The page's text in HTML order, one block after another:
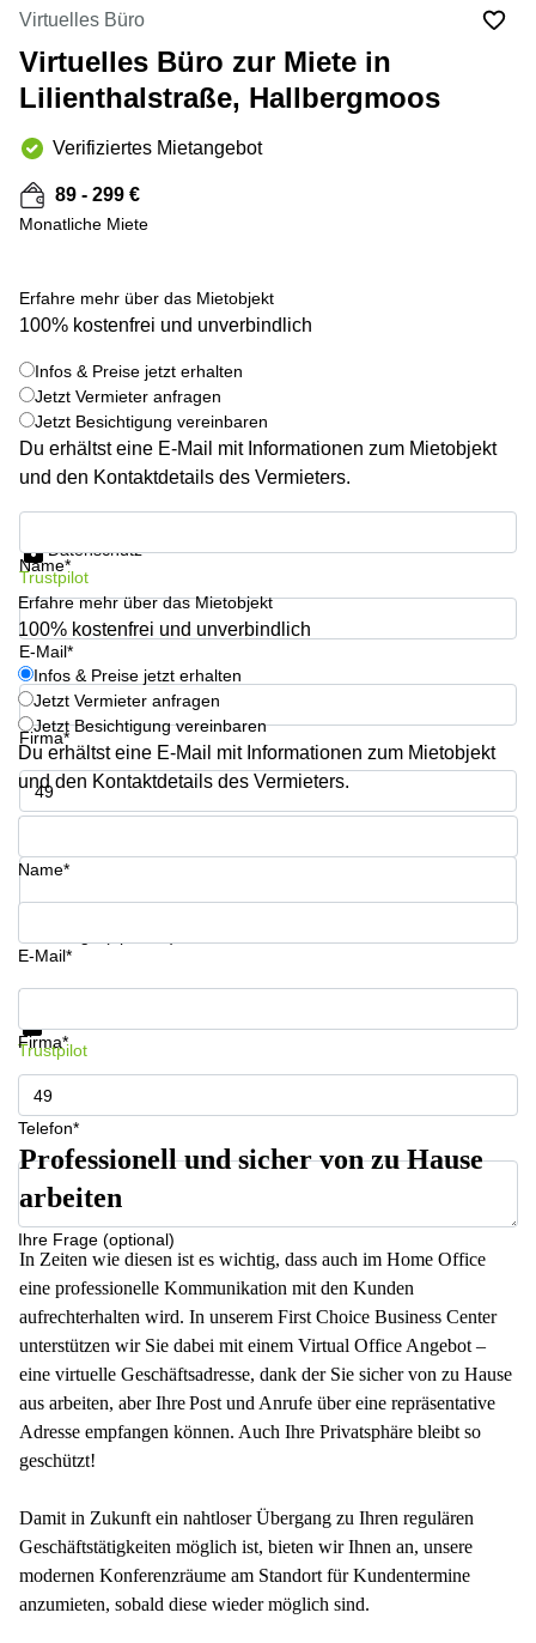
Düsseldorf
Büro
mieten
Köln
Büro
Essen
Büro
Seminarraum
Büro
mieten
Neuss
Büro
mieten
Hamburg
Büro
mieten
Berlin
Mitte
Büro
mieten
Dortmund
Tagungsraum
München
Büro
Mannheim
mieten
Berlin
Coworking
Köln
10
Berlin
Kienberger
Allee 4
Berlin
Schönefeld
8 Hannover
Arcus
Torgauer
Str.
Mainzer
Landstraße
69
2 Berlin
Regus
Frankfurter
Str. 720-
726 Köln
Hohenstaufenring
62 Köln
Erna-
Scheffler-
Str. 1A
Hohenzollernring
Erhard-
Hamburg
+ 5 bilder
Virtuelles Büro
Virtuelles Büro zur Miete in
Lilienthalstraße, Hallbergmoos
Verifiziertes Mietangebot
89 - 299 €
Monatliche Miete
Erfahre mehr über das Mietobjekt
100% kostenfrei und unverbindlich
Infos & Preise jetzt erhalten
Jetzt Vermieter anfragen
Jetzt Besichtigung vereinbaren
Du erhältst eine E-Mail mit Informationen zum Mietobjekt
und den Kontaktdetails des Vermieters.
Name*
E-Mail*
Firma*
Telefon*
Datenschutz
Trustpilot
Erfahre mehr über das Mietobjekt
100% kostenfrei und unverbindlich
Infos & Preise jetzt erhalten
Jetzt Vermieter anfragen
Jetzt Besichtigung vereinbaren
Du erhältst eine E-Mail mit Informationen zum Mietobjekt
und den Kontaktdetails des Vermieters.
Name*
E-Mail*
Firma*
Telefon*
Ihre Frage (optional)
Infos & Preise jetzt erhalten
Trustpilot
Professionell und sicher von zu Hause
arbeiten
In Zeiten wie diesen ist es wichtig, dass auch im Home Office
eine professionelle Kommunikation mit den Kunden
aufrechterhalten wird. In unserem First Choice Business Center
unterstützen wir Sie dabei mit einem Virtual Office Angebot –
eine virtuelle Geschäftsadresse, dank der Sie sicher von zu Hause
aus arbeiten, aber Ihre Post und Anrufe über eine repräsentative
Adresse empfangen können. Auch Ihre Privatsphäre bleibt so
geschützt!
Damit in Zukunft ein nahtloser Übergang zu Ihren regulären
Geschäftstätigkeiten möglich ist, bieten wir Ihnen an, unsere
modernen Konferenzräume am Standort für Kundentermine
anzumieten, sobald diese wieder möglich sind.